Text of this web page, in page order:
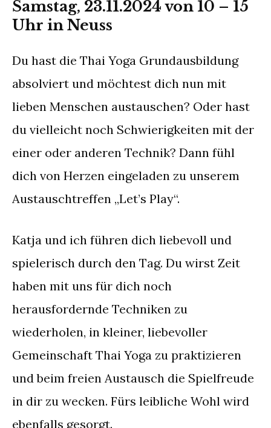
Samstag, 23.11.2024 von 10 – 15
Uhr in Neuss
Du hast die Thai Yoga Grundausbildung
absolviert und möchtest dich nun mit
lieben Menschen austauschen? Oder hast
du vielleicht noch Schwierigkeiten mit der
einer oder anderen Technik? Dann fühl
dich von Herzen eingeladen zu unserem
Austauschtreffen „Let’s Play“.
Katja und ich führen dich liebevoll und
spielerisch durch den Tag. Du wirst Zeit
haben mit uns für dich noch
herausfordernde Techniken zu
wiederholen, in kleiner, liebevoller
Gemeinschaft Thai Yoga zu praktizieren
und beim freien Austausch die Spielfreude
in dir zu wecken. Fürs leibliche Wohl wird
ebenfalls gesorgt.